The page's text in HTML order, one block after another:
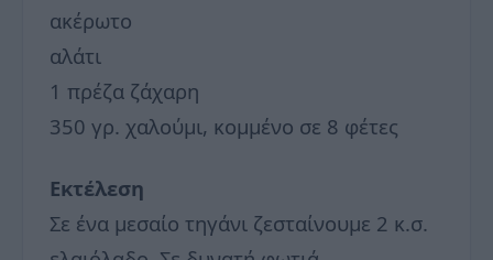
ακέρωτο
αλάτι
1 πρέζα ζάχαρη
350 γρ. χαλούμι, κομμένο σε 8 φέτες
Εκτέλεση
Σε ένα μεσαίο τηγάνι ζεσταίνουμε 2 κ.σ.